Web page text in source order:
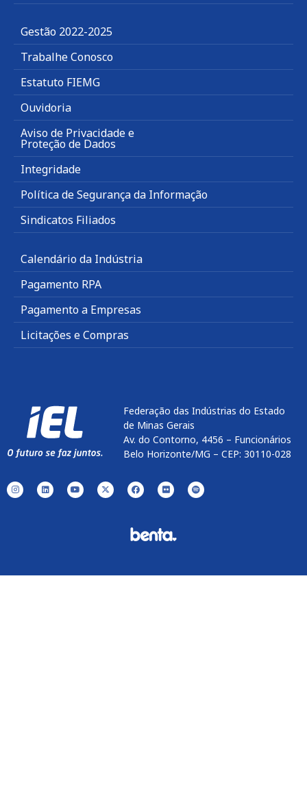
Gestão 2022-2025
Trabalhe Conosco
Estatuto FIEMG
Ouvidoria
Aviso de Privacidade e
Proteção de Dados
Integridade
Política de Segurança da Informação
Sindicatos Filiados
Calendário da Indústria
Pagamento RPA
Pagamento a Empresas
Licitações e Compras
Federação das Indústrias do Estado
de Minas Gerais
Av. do Contorno, 4456 – Funcionários
Belo Horizonte/MG – CEP: 30110-028